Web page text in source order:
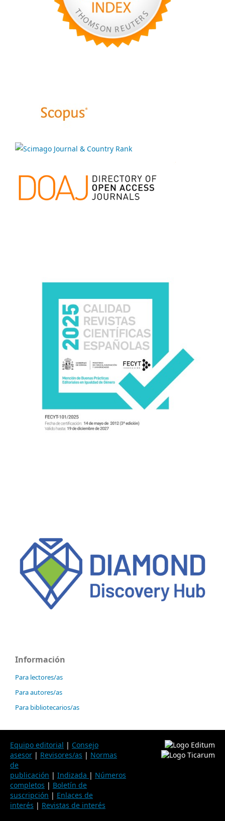
Información
Para lectores/as
Para autores/as
Para bibliotecarios/as
Equipo editorial | Consejo
asesor | Revisores/as | Normas
de
publicación | Indizada | Números
completos | Boletín de
suscripción | Enlaces de
interés | Revistas de interés